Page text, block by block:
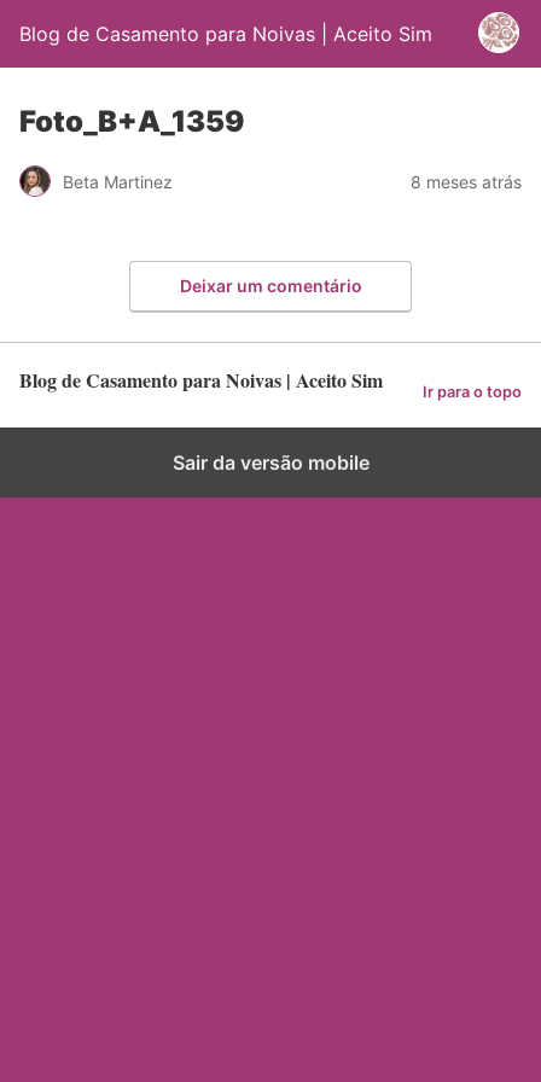
Blog de Casamento para Noivas | Aceito Sim
Foto_B+A_1359
Beta Martinez 8 meses atrás
Deixar um comentário
Blog de Casamento para Noivas | Aceito Sim Ir para o topo
Sair da versão mobile